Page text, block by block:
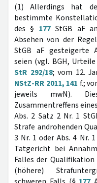
(1) Allerdings hat
bestimmte
des § 177StGB aF
Absehen von der
StGB aF gesteigerte
seien (vgl. BGH,
StR 292/18; vom 12.
NStZ-RR 2011, 141 f.;
jeweils mwN).
Zusammentreffens
Abs. 2 Satz 2 Nr. 1
Strafe androhenden
3 Nr. 1 oder Abs. 4 Nr.
Tatgericht bei
Falles der Qualifikation
(höhere)